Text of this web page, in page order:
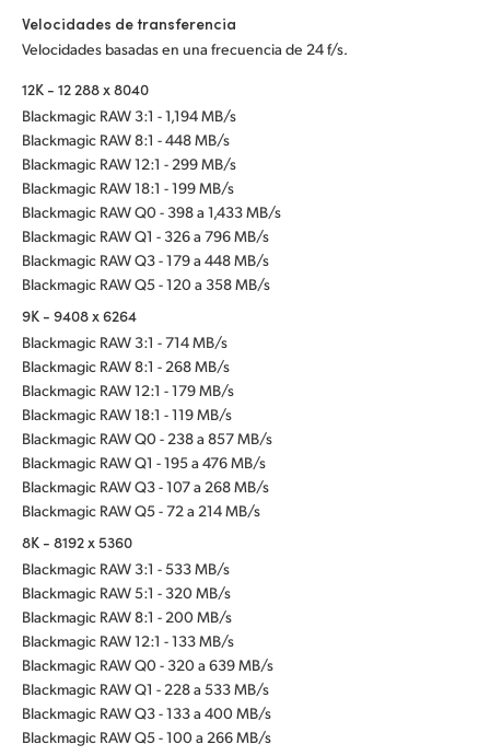
Velocidades de transferencia
Velocidades basadas en una frecuencia de 24 f/s.
12K - 12 288 x 8040
Blackmagic RAW 3:1 - 1,194 MB/s
Blackmagic RAW 8:1 - 448 MB/s
Blackmagic RAW 12:1 - 299 MB/s
Blackmagic RAW 18:1 - 199 MB/s
Blackmagic RAW Q0 - 398 a 1,433 MB/s
Blackmagic RAW Q1 - 326 a 796 MB/s
Blackmagic RAW Q3 - 179 a 448 MB/s
Blackmagic RAW Q5 - 120 a 358 MB/s
9K - 9408 x 6264
Blackmagic RAW 3:1 - 714 MB/s
Blackmagic RAW 8:1 - 268 MB/s
Blackmagic RAW 12:1 - 179 MB/s
Blackmagic RAW 18:1 - 119 MB/s
Blackmagic RAW Q0 - 238 a 857 MB/s
Blackmagic RAW Q1 - 195 a 476 MB/s
Blackmagic RAW Q3 - 107 a 268 MB/s
Blackmagic RAW Q5 - 72 a 214 MB/s
8K - 8192 x 5360
Blackmagic RAW 3:1 - 533 MB/s
Blackmagic RAW 5:1 - 320 MB/s
Blackmagic RAW 8:1 - 200 MB/s
Blackmagic RAW 12:1 - 133 MB/s
Blackmagic RAW Q0 - 320 a 639 MB/s
Blackmagic RAW Q1 - 228 a 533 MB/s
Blackmagic RAW Q3 - 133 a 400 MB/s
Blackmagic RAW Q5 - 100 a 266 MB/s